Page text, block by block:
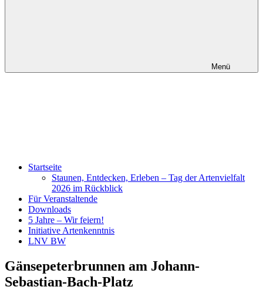
Menü
Startseite
Staunen, Entdecken, Erleben – Tag der Artenvielfalt
2026 im Rückblick
Für Veranstaltende
Downloads
5 Jahre – Wir feiern!
Initiative Artenkenntnis
LNV BW
Gänsepeterbrunnen am Johann-
Sebastian-Bach-Platz